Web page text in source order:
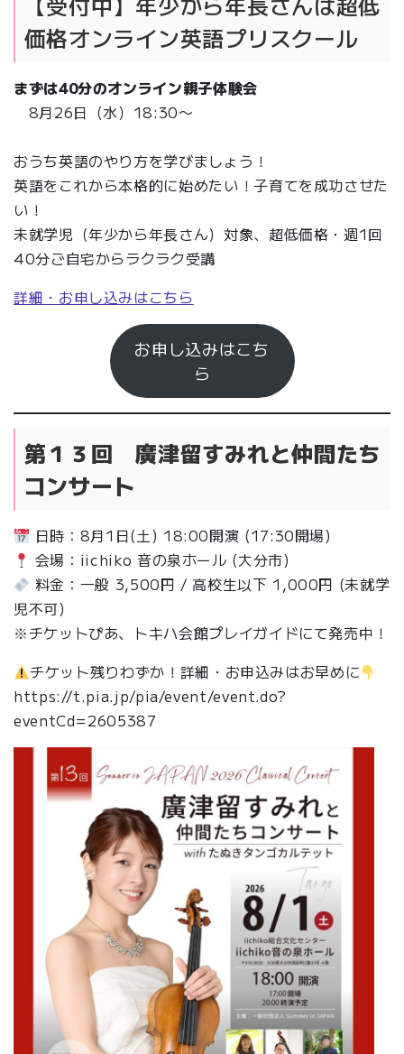
価格オンライン英語プリスクール
まずは40分のオンライン親子体験会
8月26日（水）18:30〜
おうち英語のやり方を学びましょう！
英語をこれから本格的に始めたい！子育てを成功させた
い！
未就学児（年少から年長さん）対象、超低価格・週1回
40分ご自宅からラクラク受講
詳細・お申し込みはこちら
お申し込みはこち
ら
第１３回 廣津留すみれと仲間たち
コンサート
日時：8月1日(土) 18:00開演 (17:30開場)
会場：iichiko 音の泉ホール (大分市)
料金：一般 3,500円 / 高校生以下 1,000円 (未就学
児不可)
※チケットぴあ、トキハ会館プレイガイドにて発売中！
チケット残りわずか！詳細・お申込みはお早めに
https://t.pia.jp/pia/event/event.do?
eventCd=2605387